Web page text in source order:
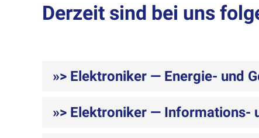
Derzeit sind bei uns
»> Elektroniker — Energie- und
»> Elektroniker — Informations-